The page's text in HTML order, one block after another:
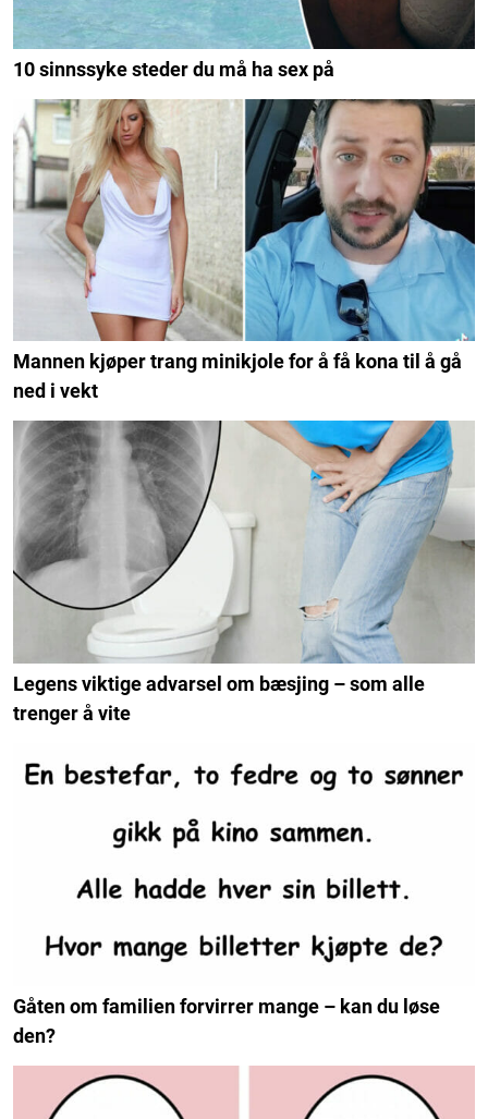
10 sinnssyke steder du må ha sex på
Mannen kjøper trang minikjole for å få kona til å gå
ned i vekt
Legens viktige advarsel om bæsjing – som alle
trenger å vite
Gåten om familien forvirrer mange – kan du løse
den?